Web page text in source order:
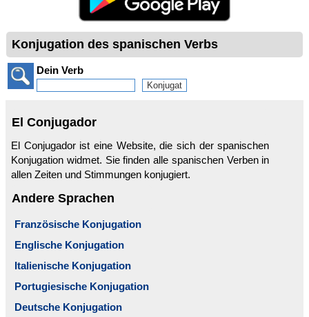
Konjugation des spanischen Verbs
Dein Verb
El Conjugador
El Conjugador ist eine Website, die sich der spanischen
Konjugation widmet. Sie finden alle spanischen Verben in
allen Zeiten und Stimmungen konjugiert.
Andere Sprachen
Französische Konjugation
Englische Konjugation
Italienische Konjugation
Portugiesische Konjugation
Deutsche Konjugation